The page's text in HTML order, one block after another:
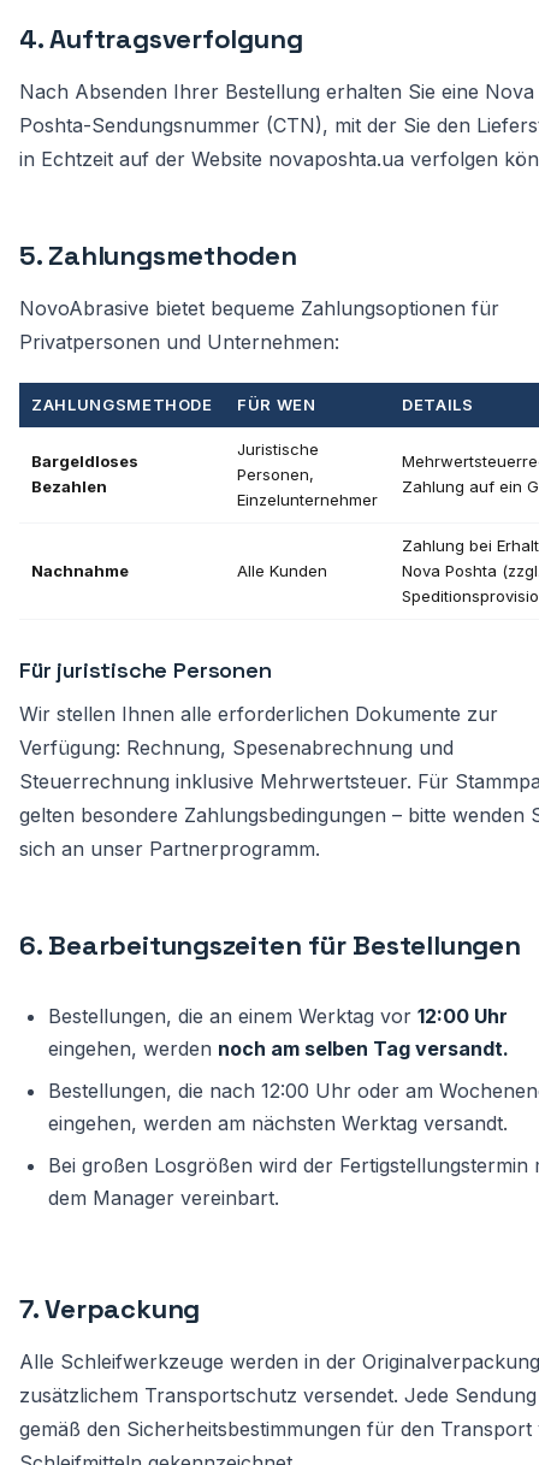
4. Auftragsverfolgung
Nach Absenden Ihrer Bestellung erhalten Sie eine Nova
Poshta-Sendungsnummer (CTN), mit der Sie den
in Echtzeit auf der Website novaposhta.ua verfolgen
5. Zahlungsmethoden
NovoAbrasive bietet bequeme Zahlungsoptionen für
Privatpersonen und Unternehmen:
ZAHLUNGSMETHODE FÜR WEN DETAILS
Bargeldloses
Bezahlen
Juristische
Personen,
Einzelunternehmer
Zahlung auf ein
Nachnahme Alle Kunden
Zahlung bei
Nova Poshta
Für juristische Personen
Wir stellen Ihnen alle erforderlichen Dokumente zur
Verfügung: Rechnung, Spesenabrechnung und
Steuerrechnung inklusive Mehrwertsteuer. Für
gelten besondere Zahlungsbedingungen – bitte wenden
sich an unser Partnerprogramm.
6. Bearbeitungszeiten für Bestellungen
Bestellungen, die an einem Werktag vor 12:00 Uhr
eingehen, werden noch am selben Tag versandt.
Bestellungen, die nach 12:00 Uhr oder am
eingehen, werden am nächsten Werktag versandt.
Bei großen Losgrößen wird der Fertigstellungstermin
dem Manager vereinbart.
7. Verpackung
Alle Schleifwerkzeuge werden in der
zusätzlichem Transportschutz versendet. Jede
gemäß den Sicherheitsbestimmungen für den Transport